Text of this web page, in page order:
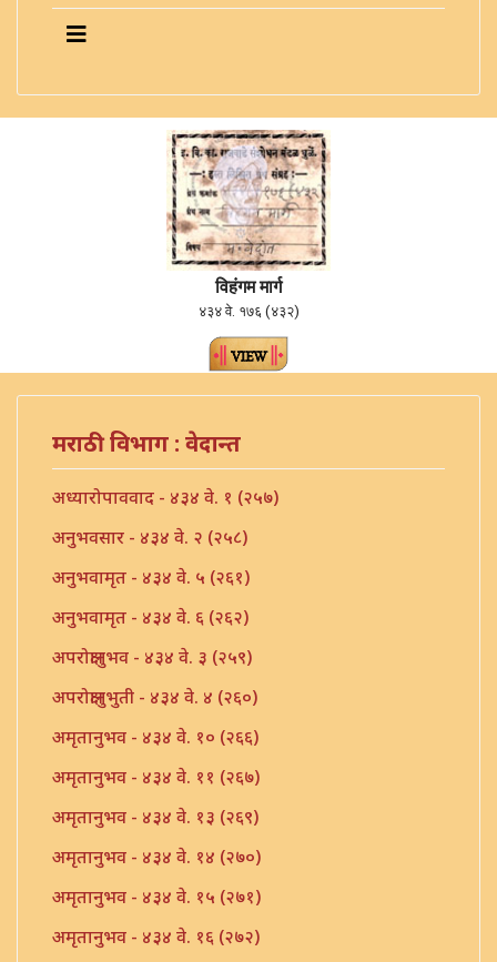
विहंगम मार्ग
४३४ वे. १७६ (४३२)
मराठी विभाग : वेदान्त
अध्यारोपाववाद - ४३४ वे. १ (२५७)
अनुभवसार - ४३४ वे. २ (२५८)
अनुभवामृत - ४३४ वे. ५ (२६१)
अनुभवामृत - ४३४ वे. ६ (२६२)
अपरोक्षानुभव - ४३४ वे. ३ (२५९)
अपरोक्षानुभुती - ४३४ वे. ४ (२६०)
अमृतानुभव - ४३४ वे. १० (२६६)
अमृतानुभव - ४३४ वे. ११ (२६७)
अमृतानुभव - ४३४ वे. १३ (२६९)
अमृतानुभव - ४३४ वे. १४ (२७०)
अमृतानुभव - ४३४ वे. १५ (२७१)
अमृतानुभव - ४३४ वे. १६ (२७२)